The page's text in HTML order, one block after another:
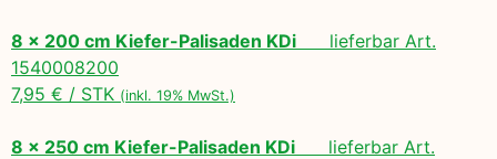
8 x 200 cm Kiefer-Palisaden KDi lieferbar Art.
1540008200
7,95 € / STK (inkl. 19% MwSt.)
8 x 250 cm Kiefer-Palisaden KDi lieferbar Art.